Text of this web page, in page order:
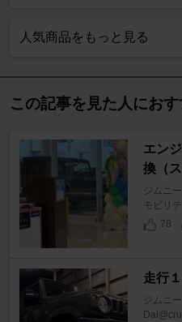
人気商品をもっと見る
この記事を見た人にお
エン
換（
ジムニー
モビリ
78
走行
ジムニー